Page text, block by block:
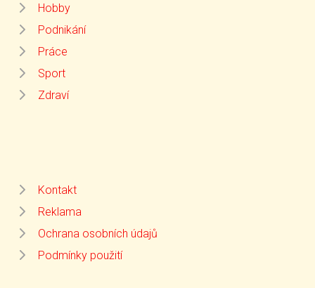
Hobby
Podnikání
Práce
Sport
Zdraví
Kontakt
Reklama
Ochrana osobních údajů
Podmínky použití